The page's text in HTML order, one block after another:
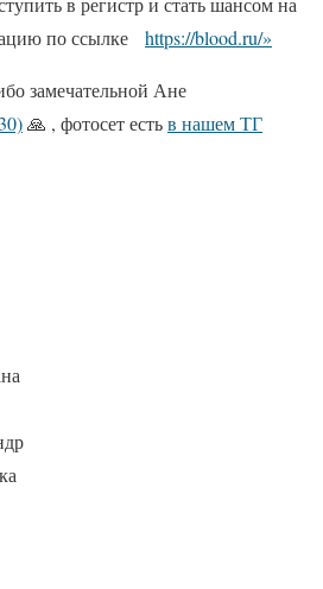
по ссылке https://blood.ru/»
замечательной Ане
🙏 , фотосет естьв нашем ТГ